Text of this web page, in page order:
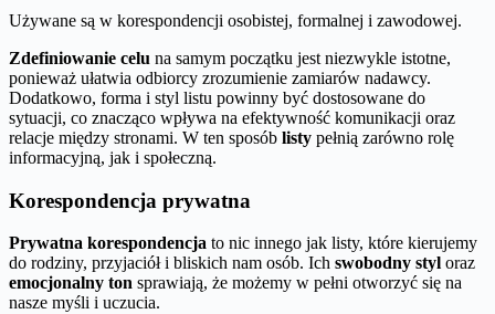
Używane są w korespondencji osobistej, formalnej i zawodowej.
Zdefiniowanie celu na samym początku jest niezwykle istotne,
ponieważ ułatwia odbiorcy zrozumienie zamiarów nadawcy.
Dodatkowo, forma i styl listu powinny być dostosowane do
sytuacji, co znacząco wpływa na efektywność komunikacji oraz
relacje między stronami. W ten sposób listy pełnią zarówno rolę
informacyjną, jak i społeczną.
Korespondencja prywatna
Prywatna korespondencja to nic innego jak listy, które kierujemy
do rodziny, przyjaciół i bliskich nam osób. Ich swobodny styl oraz
emocjonalny ton sprawiają, że możemy w pełni otworzyć się na
nasze myśli i uczucia.